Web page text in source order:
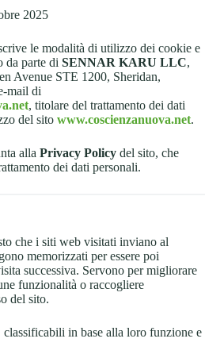
2025
le modalità di utilizzo dei cookie e
da parte di SENNAR KARU LLC,
Avenue STE 1200, Sheridan,
mail di
, titolare del trattamento dei dati
del sito www.coscienzanuova.net.
alla Privacy Policy del sito, che
dei dati personali.
che i siti web visitati inviano al
memorizzati per essere poi
successiva. Servono per migliorare
funzionalità o raccogliere
del sito.
in base alla loro funzione e